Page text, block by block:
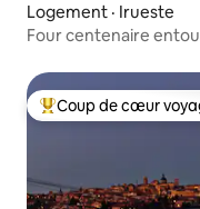
Logement · Irueste
Four centenaire
Coup de cœur
Coup de cœur